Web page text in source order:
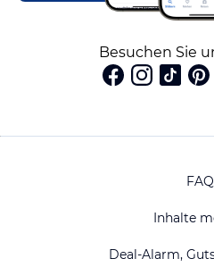
Besuchen Sie
FAQ
Inhalte
Deal-Alarm,